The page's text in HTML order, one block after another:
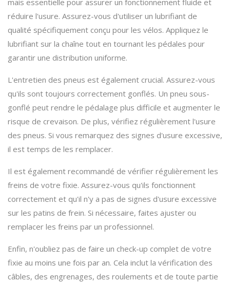
mais essentielle pour assurer un fonctionnement fluide et
réduire l'usure. Assurez-vous d'utiliser un lubrifiant de
qualité spécifiquement conçu pour les vélos. Appliquez le
lubrifiant sur la chaîne tout en tournant les pédales pour
garantir une distribution uniforme.
L'entretien des pneus est également crucial. Assurez-vous
qu'ils sont toujours correctement gonflés. Un pneu sous-
gonflé peut rendre le pédalage plus difficile et augmenter le
risque de crevaison. De plus, vérifiez régulièrement l'usure
des pneus. Si vous remarquez des signes d'usure excessive,
il est temps de les remplacer.
Il est également recommandé de vérifier régulièrement les
freins de votre fixie. Assurez-vous qu'ils fonctionnent
correctement et qu'il n'y a pas de signes d'usure excessive
sur les patins de frein. Si nécessaire, faites ajuster ou
remplacer les freins par un professionnel.
Enfin, n'oubliez pas de faire un check-up complet de votre
fixie au moins une fois par an. Cela inclut la vérification des
câbles, des engrenages, des roulements et de toute partie